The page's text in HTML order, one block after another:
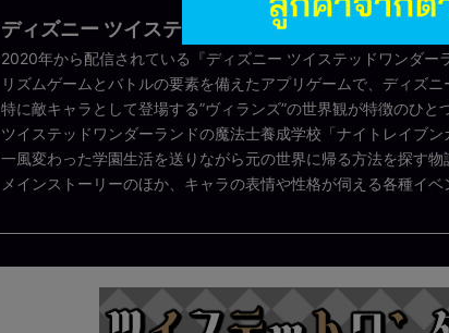
ディズニー ツイステッドワンダーランドとは？
2020年から配信されている『ディズニー ツイステッドワンダー
リズムゲームとバトルの要素を備えたアプリゲームで、ディズニ
特に敵キャラとして登場する”ヴィランズ”の世界観が特徴のひとつ
ツイステッドワンダーランドの魔法士養成学校「ナイトレイブ
一風変わった学園生活を送りながら元の世界に帰る方法を探す物
メインストーリーのほか、キャラの表情や性格が伺える各種イベ